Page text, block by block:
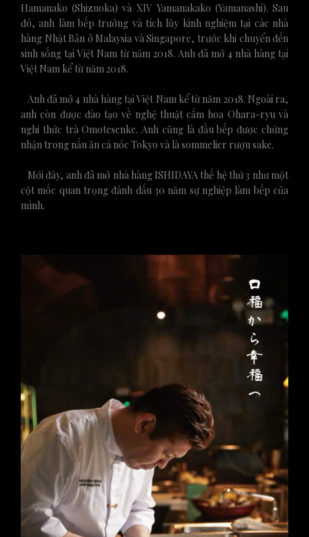
Hamanako (Shizuoka) và XIV Yamanakako (Yamanashi). Sau
đó, anh làm bếp trưởng và tích lũy kinh nghiệm tại các nhà
hàng Nhật Bản ở Malaysia và Singapore, trước khi chuyển đến
sinh sống tại Việt Nam từ năm 2018. Anh đã mở 4 nhà hàng tại
Việt Nam kể từ năm 2018.
Anh đã mở 4 nhà hàng tại Việt Nam kể từ năm 2018. Ngoài ra,
anh còn được đào tạo về nghệ thuật cắm hoa Ohara-ryu và
nghi thức trà Omotesenke. Anh cũng là đầu bếp được chứng
nhận trong nấu ăn cá nóc Tokyo và là sommelier rượu sake.
Mới đây, anh đã mở nhà hàng ISHIDAYA thế hệ thứ 3 như một
cột mốc quan trọng đánh dấu 30 năm sự nghiệp làm bếp của
mình.